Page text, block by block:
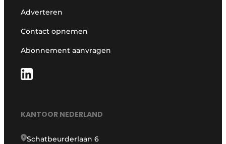
Adverteren
Contact opnemen
Abonnement aanvragen
KANTOOR NEDERLAND
Schatbeurderlaan 6